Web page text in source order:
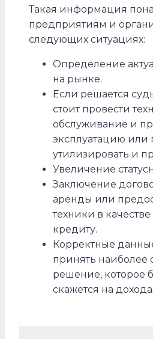
Такая информация
предприятиям и
следующих ситуациях:
Определение
на рынке.
Если решается
стоит провести
обслуживание и
эксплуатацию или
утилизировать и
Увеличение
Заключение
аренды или
техники в качестве
кредиту.
Корректные
принять наиболее
решение, которое
скажется на